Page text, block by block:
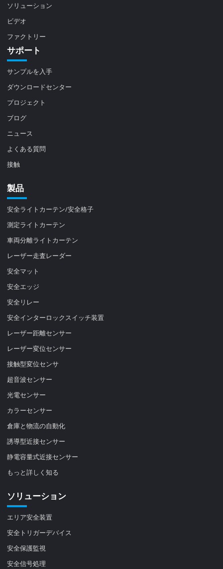
ソリューション
ビデオ
ファクトリー
サポート
サンプルを入手
ダウンロードセンター
プロジェクト
ブログ
ニュース
よくある質問
接触
製品
安全ライトカーテン/安全格子
測定ライトカーテン
車両分離ライトカーテン
レーザー走査レーダー
安全マット
安全エッジ
安全リレー
安全インターロックスイッチ装置
レーザー距離センサー
レーザー変位センサー
接触型変位センサ
超音波センサー
光電センサー
カラーセンサー
倉庫と物流の自動化
誘導型近接センサー
静電容量式近接センサー
もっと詳しく知る
ソリューション
エリア安全装置
安全トリガーデバイス
安全保護監視
安全信号処理